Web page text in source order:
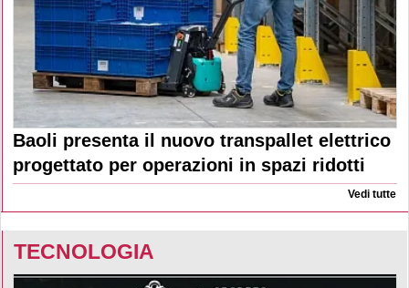
Baoli presenta il nuovo transpallet elettrico
progettato per operazioni in spazi ridotti
Vedi tutte
TECNOLOGIA